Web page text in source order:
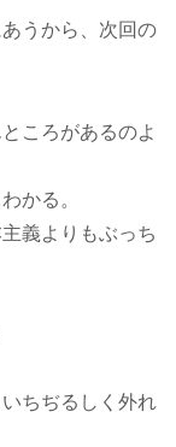
うから、次回の
ころがあるのよ
かる。
義よりもぶっち
ちぢるしく外れ